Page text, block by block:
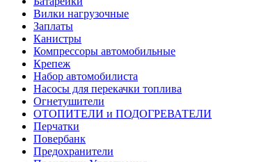
Вилки нагрузочные
Заплаты
Канистры
Компрессоры автомобильные
Крепеж
Набор автомобилиста
Насосы для перекачки топлива
Огнетушители
ОТОПИТЕЛИ и ПОДОГРЕВАТЕЛИ
Перчатки
Повербанк
Предохранители